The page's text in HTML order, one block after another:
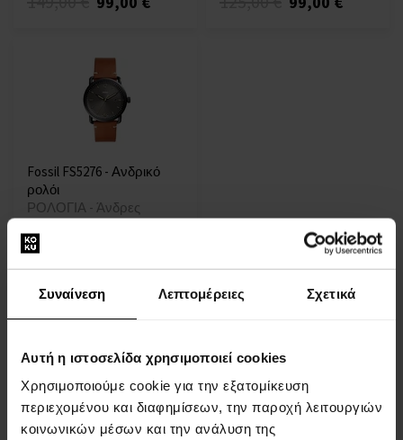
Συναίνεση Λεπτομέρειες Σχετικά
Αυτή η ιστοσελίδα χρησιμοποιεί cookies
Χρησιμοποιούμε cookie για την εξατομίκευση
περιεχομένου και διαφημίσεων, την παροχή λειτουργιών
κοινωνικών μέσων και την ανάλυση της
Fossil FS5276 - Ανδρικό
ρολόι
ΡΟΛΟΓΙΑ - Άνδρες
Άμεσα διαθέσιμο
99,00 €
1